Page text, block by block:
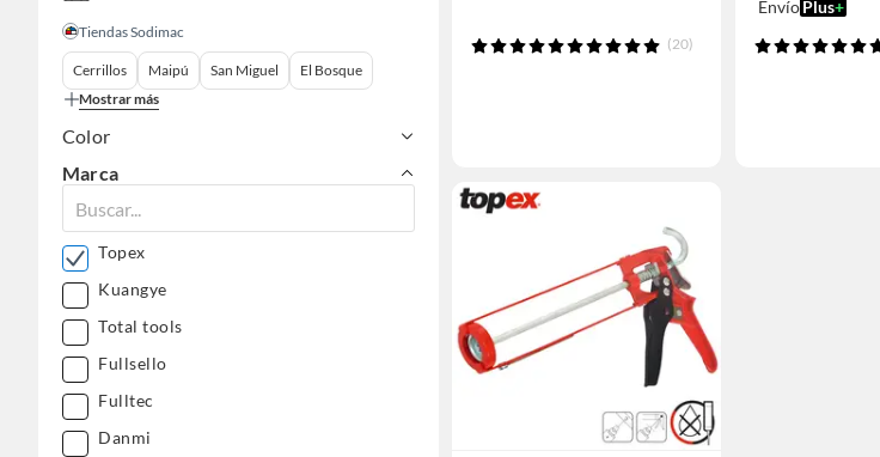
Tiendas Sodimac
Cerrillos Maipú San Miguel
El Bosque
Mostrar más
Color
Marca
Topex
Kuangye
Total tools
Fullsello
Fulltec
Danmi
(20)
Envío Plus+